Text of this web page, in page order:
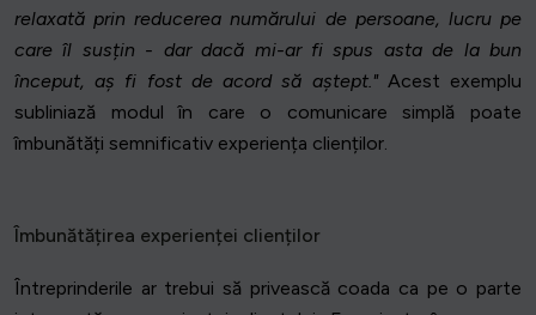
relaxată prin reducerea numărului de persoane, lucru pe
care îl susțin - dar dacă mi-ar fi spus asta de la bun
început, aș fi fost de acord să aștept."Acest exemplu
subliniază modul în care o comunicare simplă poate
îmbunătăți semnificativ experiența clienților.
Îmbunătățirea experienței clienților
Întreprinderile ar trebui să privească coada ca pe o parte